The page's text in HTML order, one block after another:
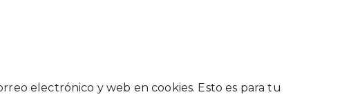
electrónico y web en cookies. Esto es para tu